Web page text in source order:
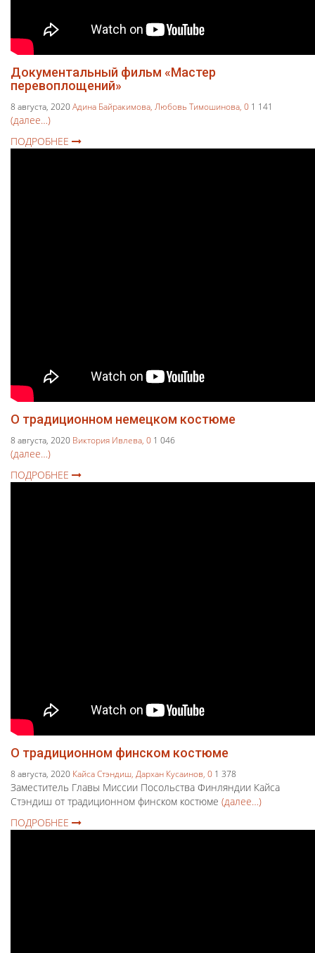
Документальный фильм «Мастер
перевоплощений»
8 августа, 2020Адина Байракимова, Любовь Тимошинова, 0 1 141
(далее…)
ПОДРОБНЕЕ
О традиционном немецком костюме
8 августа, 2020 Виктория Ивлева, 0 1 046
(далее…)
ПОДРОБНЕЕ
О традиционном финском костюме
8 августа, 2020 Кайса Стэндиш, Дархан Кусаинов, 0 1 378
Заместитель Главы Миссии Посольства Финляндии Кайса
Стэндиш от традиционном финском костюме (далее…)
ПОДРОБНЕЕ